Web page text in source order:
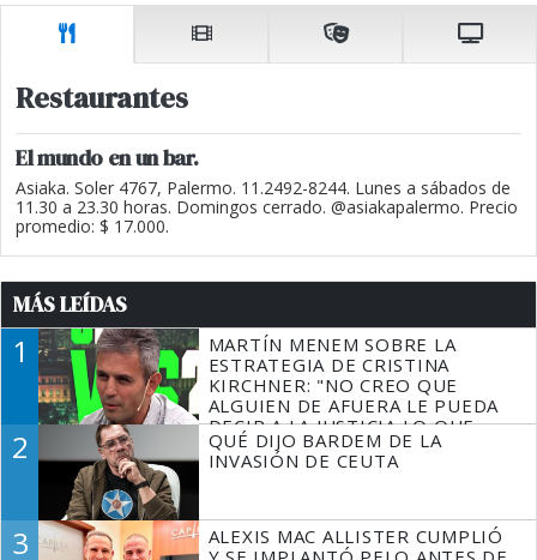
Restaurantes
El mundo en un bar.
Asiaka. Soler 4767, Palermo. 11.2492-8244. Lunes a sábados de
11.30 a 23.30 horas. Domingos cerrado. @asiakapalermo. Precio
promedio: $ 17.000.
MÁS LEÍDAS
1
MARTÍN MENEM SOBRE LA
ESTRATEGIA DE CRISTINA
KIRCHNER: "NO CREO QUE
ALGUIEN DE AFUERA LE PUEDA
DECIR A LA JUSTICIA LO QUE
TIENE QUE HACER"
2
QUÉ DIJO BARDEM DE LA
INVASIÓN DE CEUTA
3
ALEXIS MAC ALLISTER CUMPLIÓ